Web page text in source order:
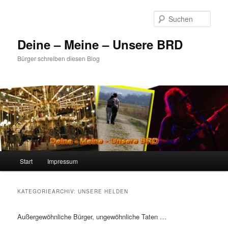
Deine – Meine – Unsere BRD
Bürger schreiben diesen Blog
Start Impressum
KATEGORIEARCHIV:UNSERE HELDEN
Außergewöhnliche Bürger, ungewöhnliche Taten …